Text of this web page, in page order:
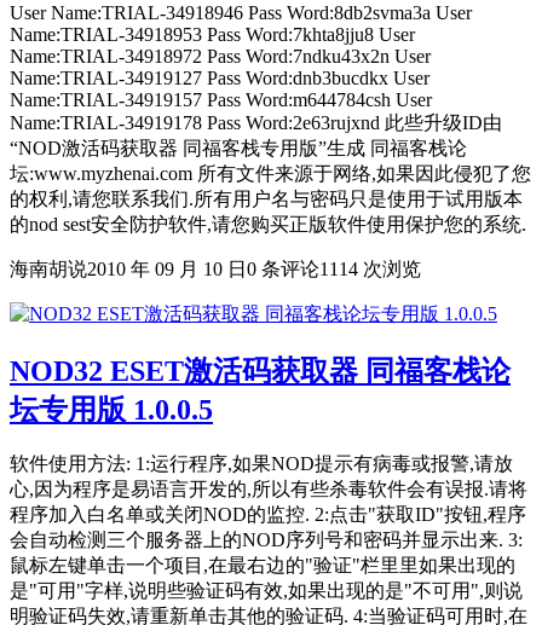
User Name:TRIAL-34918946 Pass Word:8db2svma3a User
Name:TRIAL-34918953 Pass Word:7khta8jju8 User
Name:TRIAL-34918972 Pass Word:7ndku43x2n User
Name:TRIAL-34919127 Pass Word:dnb3bucdkx User
Name:TRIAL-34919157 Pass Word:m644784csh User
Name:TRIAL-34919178 Pass Word:2e63rujxnd 此些升级ID由
“NOD激活码获取器 同福客栈专用版”生成 同福客栈论
坛:www.myzhenai.com 所有文件来源于网络,如果因此侵犯了您
的权利,请您联系我们.所有用户名与密码只是使用于试用版本
的nod sest安全防护软件,请您购买正版软件使用保护您的系统.
海南胡说2010 年 09 月 10 日 0 条评论1114 次浏览
NOD32 ESET激活码获取器 同福客栈论
坛专用版 1.0.0.5
软件使用方法: 1:运行程序,如果NOD提示有病毒或报警,请放
心,因为程序是易语言开发的,所以有些杀毒软件会有误报.请将
程序加入白名单或关闭NOD的监控. 2:点击"获取ID"按钮,程序
会自动检测三个服务器上的NOD序列号和密码并显示出来. 3:
鼠标左键单击一个项目,在最右边的"验证"栏里里如果出现的
是"可用"字样,说明些验证码有效,如果出现的是"不可用",则说
明验证码失效,请重新单击其他的验证码. 4:当验证码可用时,在